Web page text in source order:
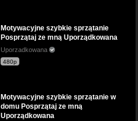
Motywacyjne szybkie sprzątanie
Posprzątaj ze mną Uporządkowana
Uporzadkowana
480p
Motywacyjne szybkie sprzątanie w
domu Posprzątaj ze mną
Uporządkowana